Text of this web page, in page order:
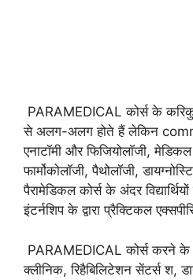
PARAMEDICAL कोर्स के
से अलग-अलग होते हैं लेकिन
एनाटॉमी और फिजियोलॉजी, मेडिकल
फार्मोकोलॉजी, पैथोलॉजी,
पैरामेडिकल कोर्स के अंदर
इंटर्नशिप के द्वारा प्रैक्टिकल
PARAMEDICAL कोर्स करने के
क्लीनिक, रिहैबिलिटेशन सेंटर्स श,